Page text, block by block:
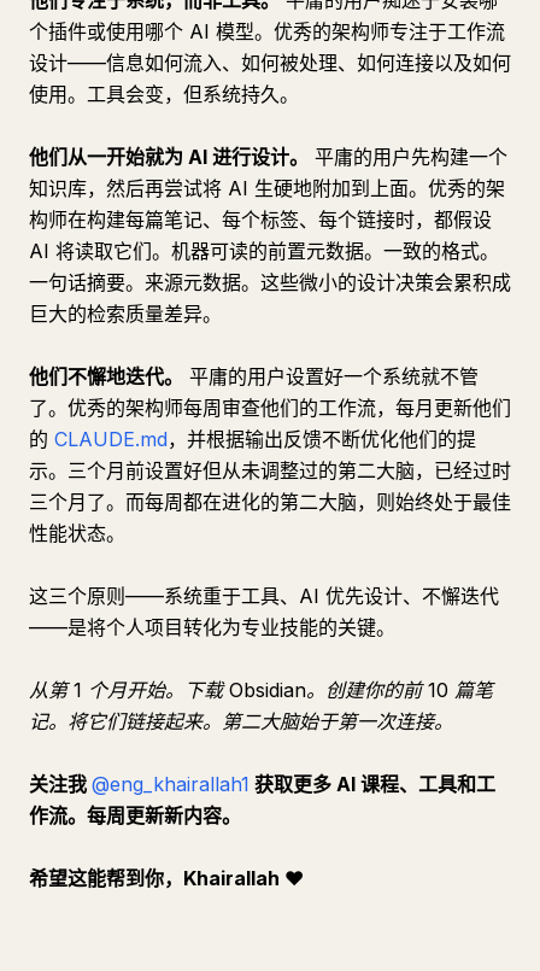
个插件或使用哪个 AI 模型。优秀的架构师专注于工作流
设计——信息如何流入、如何被处理、如何连接以及如何
使用。工具会变，但系统持久。
他们从一开始就为 AI 进行设计。
平庸的用户先构建一个
知识库，然后再尝试将 AI 生硬地附加到上面。优秀的架
构师在构建每篇笔记、每个标签、每个链接时，都假设
AI 将读取它们。机器可读的前置元数据。一致的格式。
一句话摘要。来源元数据。这些微小的设计决策会累积成
巨大的检索质量差异。
他们不懈地迭代。
平庸的用户设置好一个系统就不管
了。优秀的架构师每周审查他们的工作流，每月更新他们
的 CLAUDE.md，并根据输出反馈不断优化他们的提
示。三个月前设置好但从未调整过的第二大脑，已经过时
三个月了。而每周都在进化的第二大脑，则始终处于最佳
性能状态。
这三个原则——系统重于工具、AI 优先设计、不懈迭代
——是将个人项目转化为专业技能的关键。
从第 1 个月开始。下载 Obsidian。创建你的前 10 篇笔
记。将它们链接起来。第二大脑始于第一次连接。
关注我 @eng_khairallah1 获取更多 AI 课程、工具和工
作流。每周更新新内容。
希望这能帮到你，Khairallah ❤️